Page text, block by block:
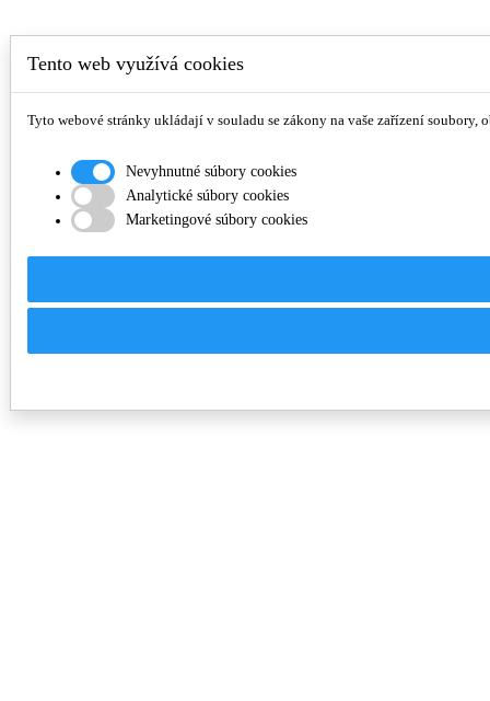
Tento web využívá cookies
Tyto webové stránky ukládají v souladu se zákony na vaše zařízení
Nevyhnutné súbory cookies
Analytické súbory cookies
Marketingové súbory cookies